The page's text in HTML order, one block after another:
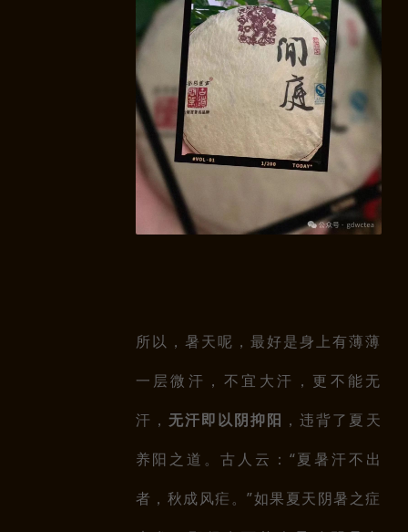
所以，暑天呢，最好是身上有薄薄
一层微汗，不宜大汗，更不能无
汗， 无汗即以阴抑阳 ，违背了夏天
养阳之道。古人云：“夏暑汗不出
者，秋成风疟。”如果夏天阴暑之症